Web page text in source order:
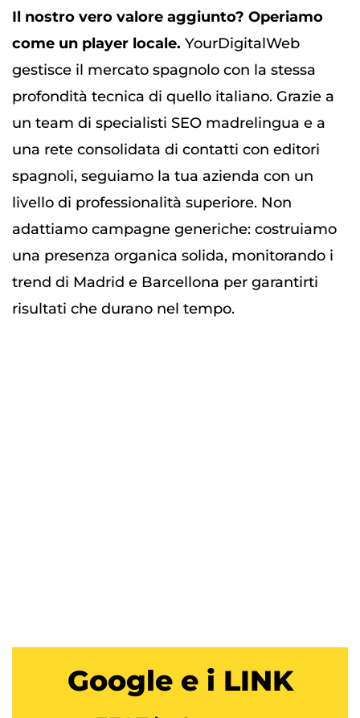
Il nostro vero valore aggiunto? Operiamo
come un player locale. YourDigitalWeb
gestisce il mercato spagnolo con la stessa
profondità tecnica di quello italiano. Grazie a
un team di specialisti SEO madrelingua e a
una rete consolidata di contatti con editori
spagnoli, seguiamo la tua azienda con un
livello di professionalità superiore. Non
adattiamo campagne generiche: costruiamo
una presenza organica solida, monitorando i
trend di Madrid e Barcellona per garantirti
risultati che durano nel tempo.
Google e i LINK